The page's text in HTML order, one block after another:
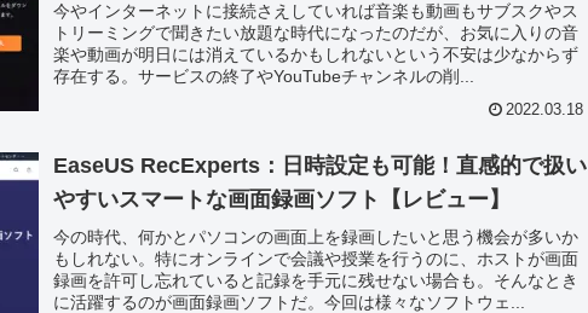
今やインターネットに接続さえしていれば音楽も動画もサブスクやス
トリーミングで聞きたい放題な時代になったのだが、お気に入りの音
楽や動画が明日には消えているかもしれないという不安は少なからず
存在する。サービスの終了やYouTubeチャンネルの削...
2022.03.18
EaseUS RecExperts：日時設定も可能！直感的で扱い
やすいスマートな画面録画ソフト【レビュー】
今の時代、何かとパソコンの画面上を録画したいと思う機会が多いか
もしれない。特にオンラインで会議や授業を行うのに、ホストが画面
録画を許可し忘れていると記録を手元に残せない場合も。そんなとき
に活躍するのが画面録画ソフトだ。今回は様々なソフトウェ...